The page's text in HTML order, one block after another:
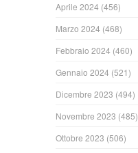
Aprile 2024 (456)
Marzo 2024 (468)
Febbraio 2024 (460)
Gennaio 2024 (521)
Dicembre 2023 (494)
Novembre 2023 (485)
Ottobre 2023 (506)